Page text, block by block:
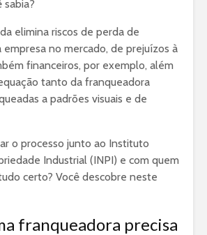
sabia?
elimina riscos de perda de
empresa no mercado, de prejuízos à
financeiros, por exemplo, além
tanto da franqueadora
a padrões visuais e de
o processo junto ao Instituto
Industrial (INPI) e com quem
certo? Você descobre neste
franqueadora precisa